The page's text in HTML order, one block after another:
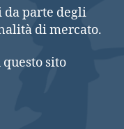
parte degli
di mercato.
sito